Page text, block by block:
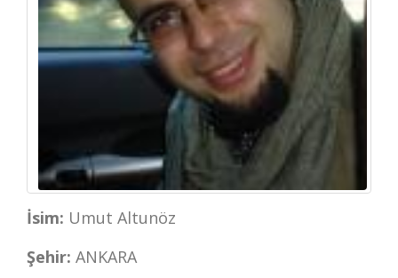
İsim: Umut Altunöz
Şehir: ANKARA